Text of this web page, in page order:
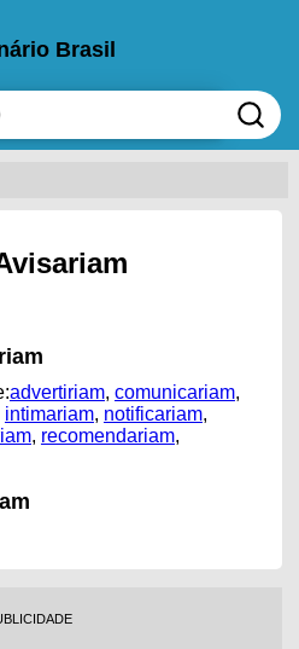
Brasil
advertiriam, comunicariam,
intimariam, notificariam,
, recomendariam,